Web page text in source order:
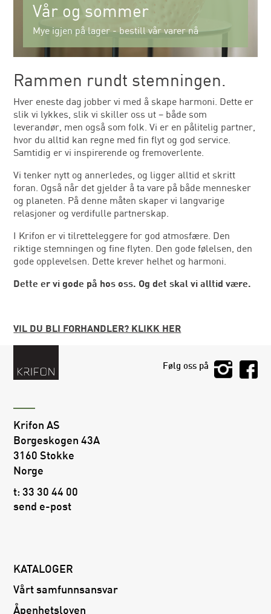
Vår og sommer
Mye igjen på lager - bestill vår varer nå
Rammen rundt stemningen.
Hver eneste dag jobber vi med å skape harmoni. Dette er
slik vi lykkes, slik vi skiller oss ut – både som
leverandør, men også som folk. Vi er en pålitelig partner,
hvor du alltid kan regne med fin flyt og god service.
Samtidig er vi inspirerende og fremoverlente.
Vi tenker nytt og annerledes, og ligger alltid et skritt
foran. Også når det gjelder å ta vare på både mennesker
og planeten. På denne måten skaper vi langvarige
relasjoner og verdifulle partnerskap.
I Krifon er vi tilretteleggere for god atmosfære. Den
riktige stemningen og fine flyten. Den gode følelsen, den
gode opplevelsen. Dette krever helhet og harmoni.
Dette er vi gode på hos oss. Og det skal vi alltid være.
VIL DU BLI FORHANDLER? KLIKK HER
Følg oss på
Krifon AS
Borgeskogen 43A
3160 Stokke
Norge
t:33 30 44 00
send e-post
KATALOGER
Vårt samfunnsansvar
Åpenhetsloven